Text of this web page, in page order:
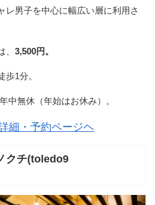
レ男子を中心に幅広い層に利用さ
3,500円。
1分。
中無休（年始はお休み）。
細・予約ページヘ
クチ(toledo9